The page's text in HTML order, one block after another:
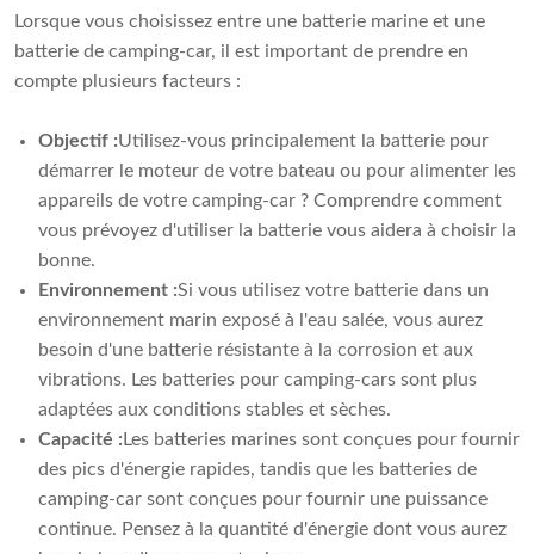
Lorsque vous choisissez entre une batterie marine et une
batterie de camping-car, il est important de prendre en
compte plusieurs facteurs :
Objectif :Utilisez-vous principalement la batterie pour
démarrer le moteur de votre bateau ou pour alimenter les
appareils de votre camping-car ? Comprendre comment
vous prévoyez d'utiliser la batterie vous aidera à choisir la
bonne.
Environnement :Si vous utilisez votre batterie dans un
environnement marin exposé à l'eau salée, vous aurez
besoin d'une batterie résistante à la corrosion et aux
vibrations. Les batteries pour camping-cars sont plus
adaptées aux conditions stables et sèches.
Capacité : Les batteries marines sont conçues pour fournir
des pics d'énergie rapides, tandis que les batteries de
camping-car sont conçues pour fournir une puissance
continue. Pensez à la quantité d'énergie dont vous aurez